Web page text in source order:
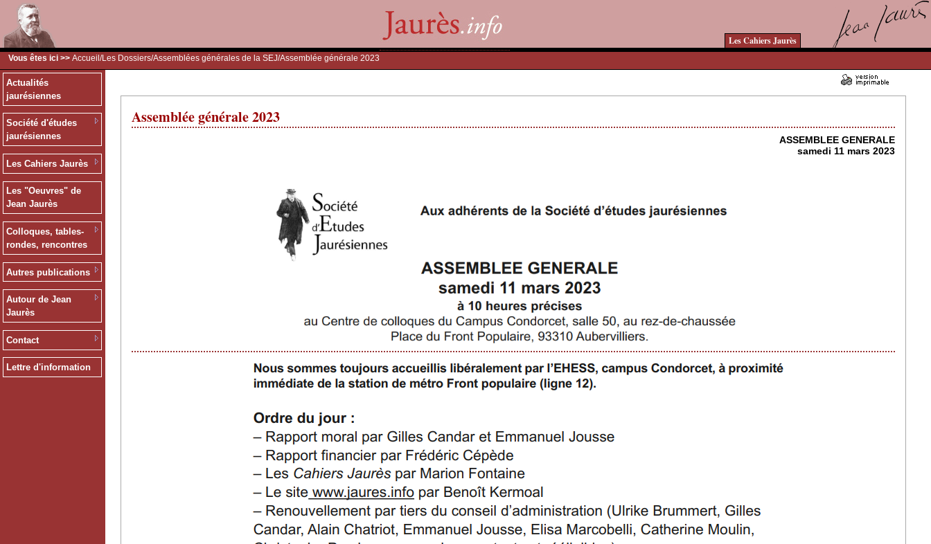
Les Cahiers Jaurès
Vous êtes ici >> Accueil /Les Dossiers/Assemblées générales de la SEJ/Assemblée générale 2023
Actualités
jaurésiennes
Société d'études
jaurésiennes
Les Cahiers Jaurès
Les "Oeuvres" de
Jean Jaurès
Colloques, tables-
rondes, rencontres
Autres publications
Autour de Jean
Jaurès
Contact
Lettre d'information
Assemblée générale 2023
ASSEMBLEE GENERALE
samedi 11 mars 2023